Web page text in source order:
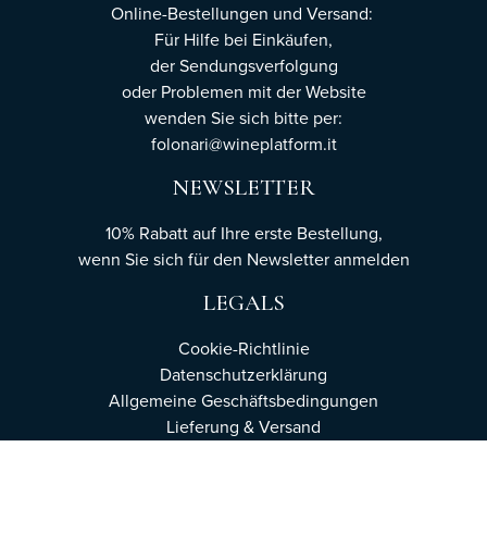
Online-Bestellungen und Versand:
Für Hilfe bei Einkäufen,
der Sendungsverfolgung
oder Problemen mit der Website
wenden Sie sich bitte per:
folonari@wineplatform.it
NEWSLETTER
10% Rabatt auf Ihre erste Bestellung,
wenn Sie sich für den Newsletteranmelden
LEGALS
Cookie-Richtlinie
Datenschutzerklärung
Allgemeine Geschäftsbedingungen
Lieferung & Versand